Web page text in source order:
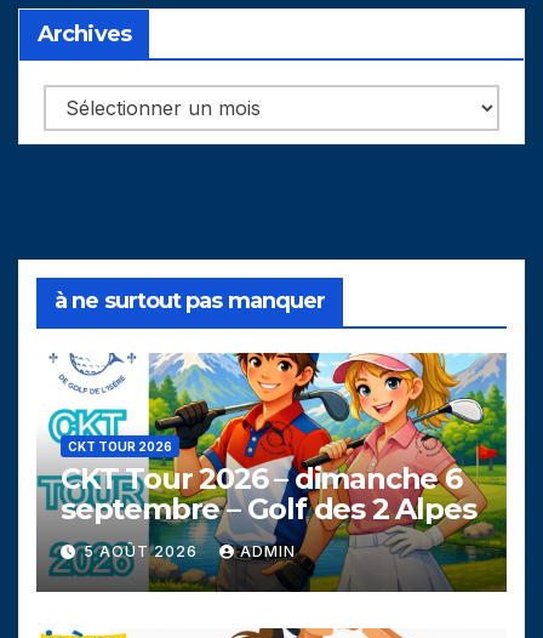
Archives
Archives
à ne surtout pas manquer
CKT TOUR 2026
CKT Tour 2026 – dimanche 6
septembre – Golf des 2 Alpes
5 AOÛT 2026 ADMIN